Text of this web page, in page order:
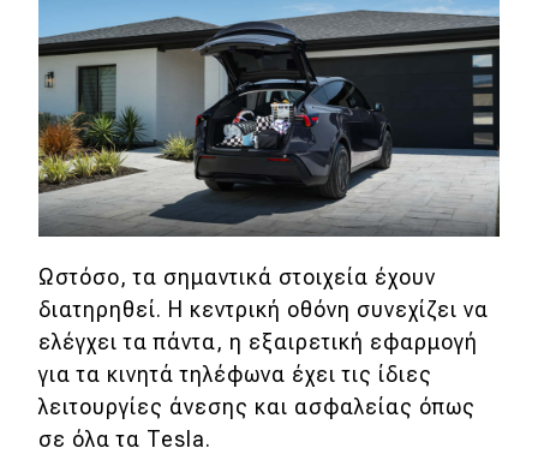
Ωστόσο, τα σημαντικά στοιχεία έχουν
διατηρηθεί. Η κεντρική οθόνη συνεχίζει να
ελέγχει τα πάντα, η εξαιρετική εφαρμογή
για τα κινητά τηλέφωνα έχει τις ίδιες
λειτουργίες άνεσης και ασφαλείας όπως
σε όλα τα Tesla.